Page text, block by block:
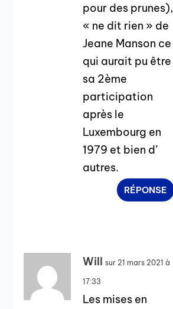
pour des prunes),
« ne dit rien » de
Jeane Manson ce
qui aurait pu être
sa 2ème
participation
après le
Luxembourg en
1979 et bien d’
autres.
RÉPONSE
Will sur 21 mars 2021 à
17:33
Les mises en